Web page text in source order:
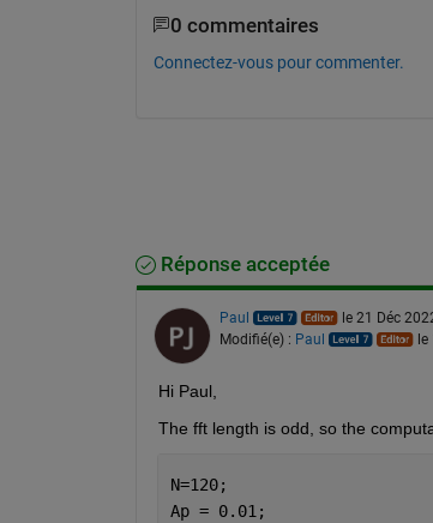
0 commentaires
Connectez-vous pour commenter.
Réponse acceptée
Paul
le 21 Déc
Modifié(e) : Paul le
Hi Paul,
The fft length is odd, so the
N=120;
Ap = 0.01;